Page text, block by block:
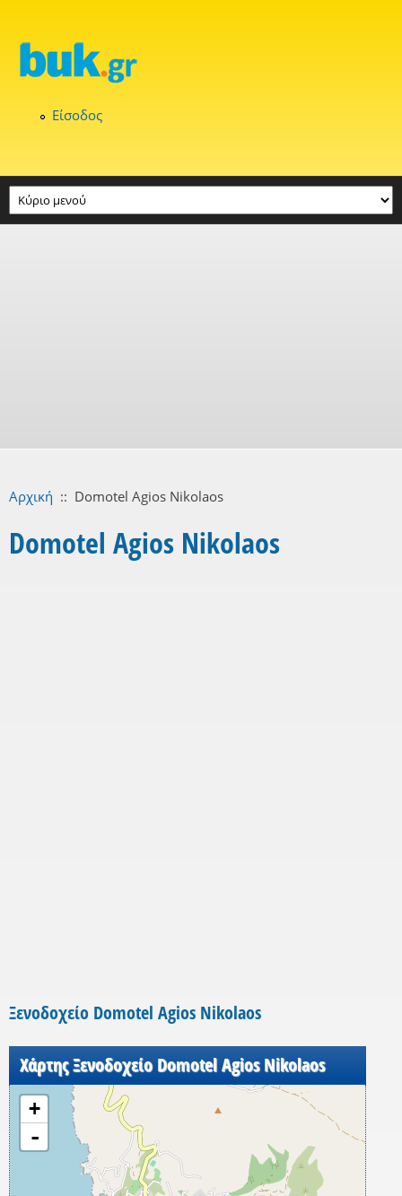
Είσοδος
Αρχική :: Domotel Agios Nikolaos
Domotel Agios Nikolaos
Ξενοδοχείο Domotel Agios Nikolaos
Χάρτης Ξενοδοχείο Domotel Agios Nikolaos
+
-